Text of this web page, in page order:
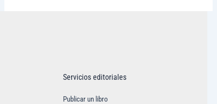
Servicios editoriales
Publicar un libro